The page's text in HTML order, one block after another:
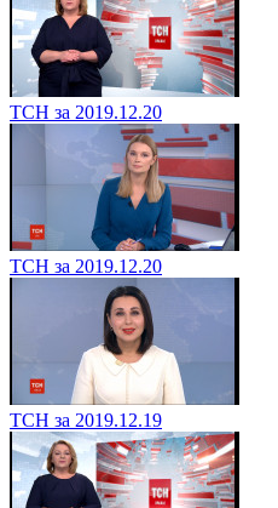
ТСН за 2019.12.20
ТСН за 2019.12.20
ТСН за 2019.12.19